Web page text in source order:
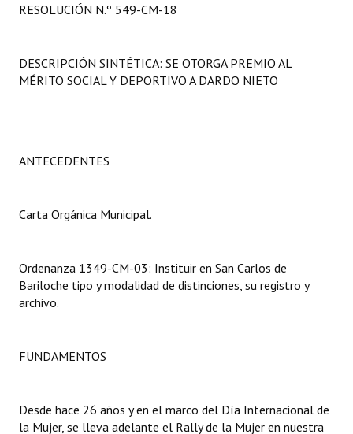
Comisiones Especiales
Programas
Carta Orgánica 2007
Digesto
Organigrama
Proyectos Presentados
RESOLUCIÓN N.º 549-CM-18
DESCRIPCIÓN SINTÉTICA: SE OTORGA PREMIO AL
MÉRITO SOCIAL Y DEPORTIVO A DARDO NIETO
ANTECEDENTES
Carta Orgánica Municipal.
Ordenanza 1349-CM-03: Instituir en San Carlos de
Bariloche tipo y modalidad de distinciones, su registro y
archivo.
FUNDAMENTOS
Desde hace 26 años y en el marco del Día Internacional de
la Mujer, se lleva adelante el Rally de la Mujer en nuestra